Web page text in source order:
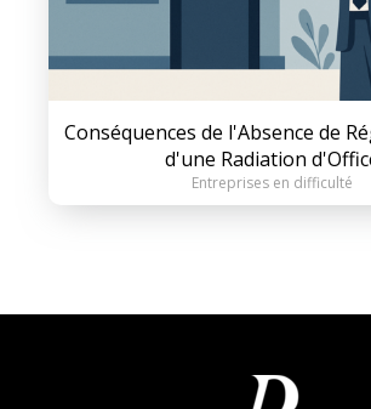
Conséquences de l'Absence de
d'une Radiation
Entreprises en difficulté